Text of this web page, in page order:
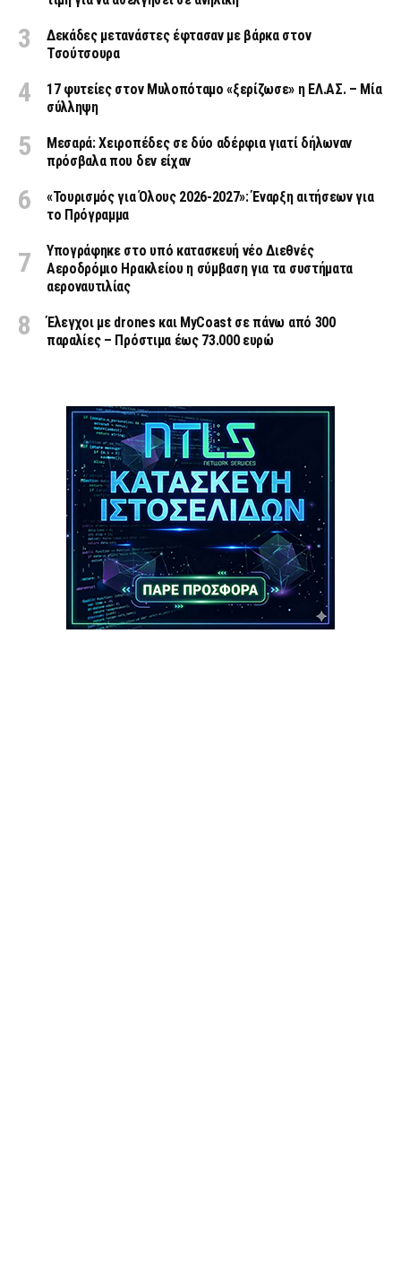
Δεκάδες μετανάστες έφτασαν με βάρκα στον
Τσούτσουρα
17 φυτείες στον Μυλοπόταμο «ξερίζωσε» η ΕΛ.ΑΣ. – Μία
σύλληψη
Μεσαρά: Χειροπέδες σε δύο αδέρφια γιατί δήλωναν
πρόσβαλα που δεν είχαν
«Τουρισμός για Όλους 2026-2027»: Έναρξη αιτήσεων για
το Πρόγραμμα
Υπογράφηκε στο υπό κατασκευή νέο Διεθνές
Αεροδρόμιο Ηρακλείου η σύμβαση για τα συστήματα
αεροναυτιλίας
Έλεγχοι με drones και MyCoast σε πάνω από 300
παραλίες – Πρόστιμα έως 73.000 ευρώ